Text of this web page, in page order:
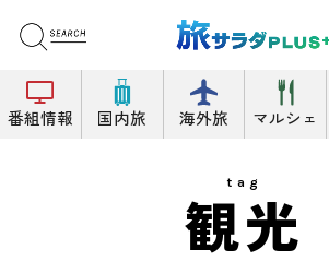
番組情報 国内旅 海外旅 マルシェ
tag
観光